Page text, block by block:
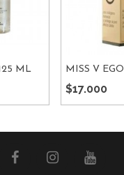
ML MISS V EGO
$17.000